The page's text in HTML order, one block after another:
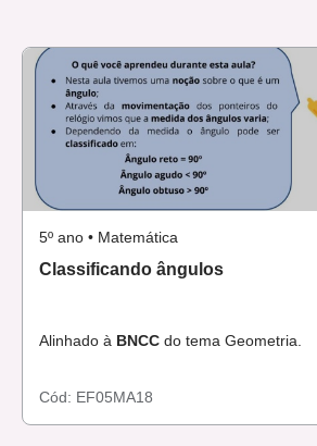
5º ano • Matemática
Classificando ângulos
Alinhado à BNCC do tema Geometria.
Cód: EF05MA18